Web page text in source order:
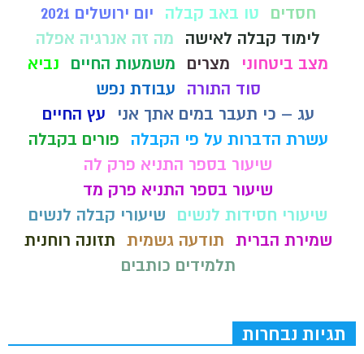
חסדים
טו באב קבלה
יום ירושלים 2021
לימוד קבלה לאישה
מה זה אנרגיה אפלה
מצב ביטחוני
מצרים משמעות החיים
נביא
סוד התורה
עבודת נפש
עג – כי תעבר במים אתך אני
עץ החיים
עשרת הדברות על פי הקבלה
פורים בקבלה
שיעור בספר התניא פרק לה
שיעור בספר התניא פרק מד
שיעורי חסידות לנשים
שיעורי קבלה לנשים
שמירת הברית תודעה גשמית תזונה רוחנית
תלמידים כותבים
תגיות נבחרות